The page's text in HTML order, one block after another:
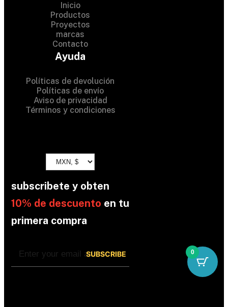
Inicio
Productos
Proyectos
marcas
Contacto
Ayuda
Políticas de devolución
Políticas de envío
Aviso de privacidad
Términos y condiciones
subscribete y obten
10% de descuento en tu
primera compra
0